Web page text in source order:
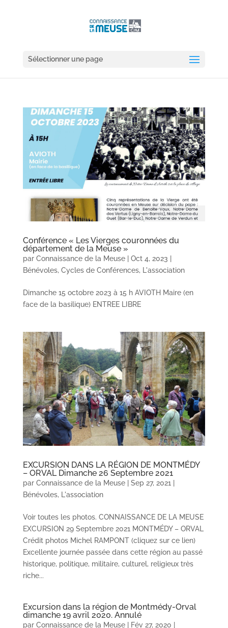
Sélectionner une page
Conférence « Les Vierges couronnées du
département de la Meuse »
par Connaissance de la Meuse| Oct 4, 2023
Bénévoles, Cycles de Conférences, L'association
Dimanche 15 octobre 2023 à 15 h AVIOTH Maire (en
face de la basilique) ENTREE LIBRE
EXCURSION DANS LA RÉGION DE MONTMÉDY
– ORVAL Dimanche 26 Septembre 2021
par Connaissance de la Meuse| Sep 27, 2021
Bénévoles, L'association
Voir toutes les photos. CONNAISSANCE DE LA MEUSE
EXCURSION 29 Septembre 2021 MONTMÉDY – ORVAL
Crédit photos Michel RAMPONT (cliquez sur ce lien)
Excellente journée passée dans cette région au passé
historique, politique, militaire, culturel, religieux très
riche...
Excursion dans la région de Montmédy-Orval
dimanche 19 avril 2020. Annulé
par Connaissance de la Meuse| Fév 27, 2020